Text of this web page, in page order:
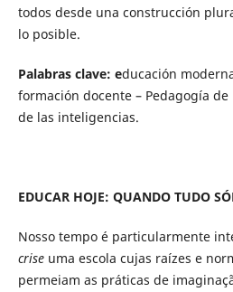
todos desde una construcción
lo posible.
Palabras clave: educación
formación docente – Pedagogía
de las inteligencias.
EDUCAR HOJE: QUANDO TUDO
Nosso tempo é particularmente
criseuma escola cujas raízes e
permeiam as práticas de